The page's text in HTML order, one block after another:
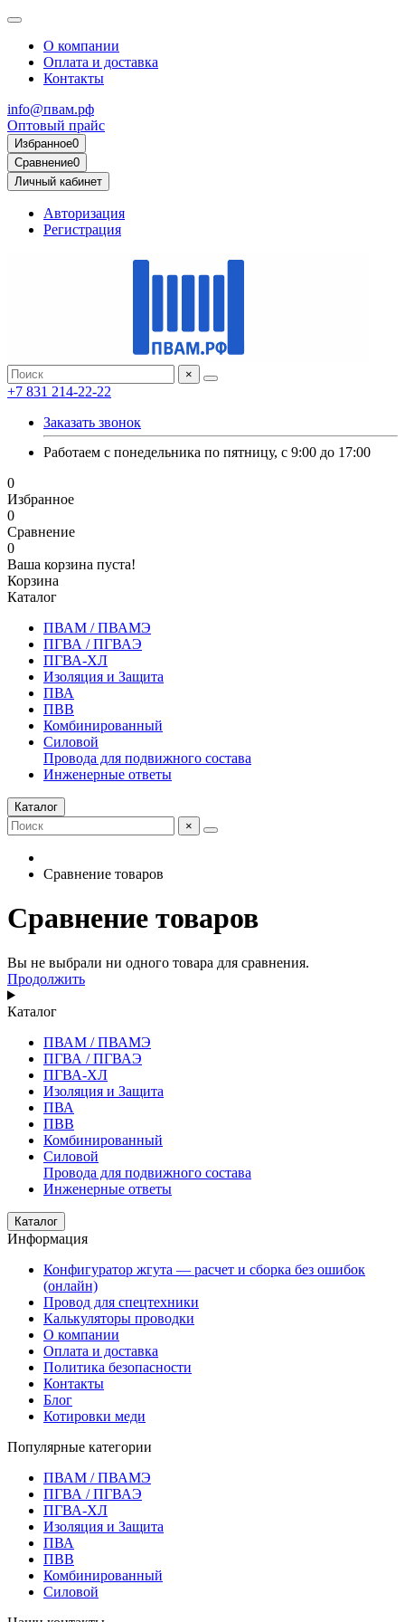
О компании
Оплата и доставка
Контакты
info@пвам.рф
Оптовый прайс
Избранное0
Сравнение0
Личный кабинет
Авторизация
Регистрация
×
+7 831 214-22-22
Заказать звонок
Работаем с понедельника по пятницу, с 9:00 до 17:00
0
Избранное
0
Сравнение
0
Ваша корзина пуста!
Корзина
Каталог
ПВАМ / ПВАМЭ
ПГВА / ПГВАЭ
ПГВА-ХЛ
Изоляция и Защита
ПВА
ПВВ
Комбинированный
Силовой
Провода для подвижного состава
Инженерные ответы
Каталог
×
Сравнение товаров
Сравнение товаров
Вы не выбрали ни одного товара для сравнения.
Продолжить
Каталог
ПВАМ / ПВАМЭ
ПГВА / ПГВАЭ
ПГВА-ХЛ
Изоляция и Защита
ПВА
ПВВ
Комбинированный
Силовой
Провода для подвижного состава
Инженерные ответы
Каталог
Информация
Конфигуратор жгута — расчет и сборка без ошибок
(онлайн)
Провод для спецтехники
Калькуляторы проводки
О компании
Оплата и доставка
Политика безопасности
Контакты
Блог
Котировки меди
Популярные категории
ПВАМ / ПВАМЭ
ПГВА / ПГВАЭ
ПГВА-ХЛ
Изоляция и Защита
ПВА
ПВВ
Комбинированный
Силовой